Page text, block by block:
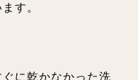
す。
に乾かなかった洗